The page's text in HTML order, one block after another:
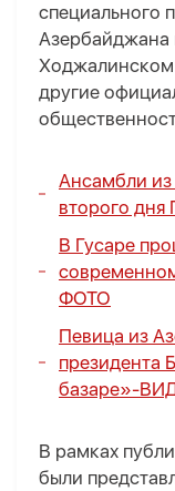
специального
Азербайджана
Ходжалинском
другие
Ансамбли из
второго дня
В Гусаре
ФОТО
Певица из
президента
базаре»-
В рамках
были